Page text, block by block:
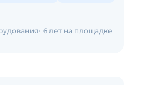
6 лет на площадке